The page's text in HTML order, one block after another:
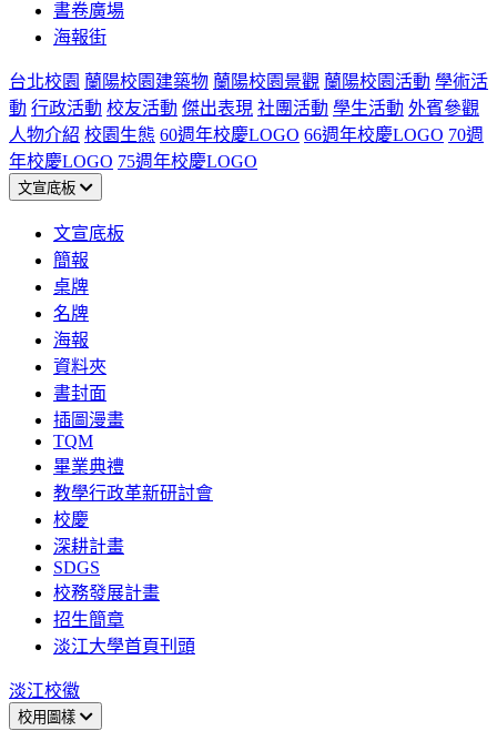
書卷廣場
海報街
台北校園 蘭陽校園建築物 蘭陽校園景觀 蘭陽校園活動 學術活
動 行政活動 校友活動 傑出表現 社團活動 學生活動 外賓參觀
人物介紹 校園生態 60週年校慶LOGO 66週年校慶LOGO 70週
年校慶LOGO 75週年校慶LOGO
文宣底板
文宣底板
簡報
桌牌
名牌
海報
資料夾
書封面
插圖漫畫
TQM
畢業典禮
教學行政革新研討會
校慶
深耕計畫
SDGS
校務發展計畫
招生簡章
淡江大學首頁刊頭
淡江校徽
校用圖樣